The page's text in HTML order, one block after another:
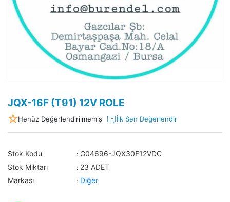
JQX-16F (T91) 12V ROLE
Henüz Değerlendirilmemiş İlk Sen Değerlendir
Stok Kodu : G04696-JQX30F12VDC
Stok Miktarı
: 23 ADET
Markası
: Diğer